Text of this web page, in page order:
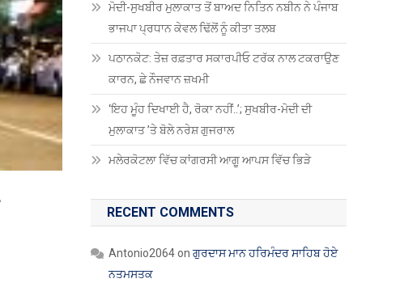
ਮੋਦੀ-ਸੁਖਬੀਰ ਮੁਲਾਕਾਤ ਤੋਂ ਬਾਅਦ ਨਿਤਿਨ ਨਬੀਨ ਨੇ ਪੰਜਾਬ
ਭਾਜਪਾ ਪ੍ਰਧਾਨ ਕੇਵਲ ਢਿੱਲੋਂ ਨੂੰ ਕੀਤਾ ਤਲਬ
ਪਠਾਨਕੋਟ: ਤੇਜ਼ ਰਫ਼ਤਾਰ ਸਕਾਰਪੀਓ ਟਰੱਕ ਨਾਲ ਟਕਰਾਉਣ
ਕਾਰਨ, ਛੇ ਨੌਜਵਾਨ ਜ਼ਖਮੀ
‘ਇਹ ਮੂੰਹ ਦਿਖਾਈ ਹੈ, ਰੋਕਾ ਨਹੀਂ..’; ਸੁਖਬੀਰ-ਮੋਦੀ ਦੀ
ਮੁਲਾਕਾਤ ’ਤੇ ਬੋਲੇ ਨਰੇਸ਼ ਗੁਜਰਾਲ
ਮਲੇਰਕੋਟਲਾ ਵਿੱਚ ਕਾਂਗਰਸੀ ਆਗੂ ਆਪਸ ਵਿੱਚ ਭਿੜੇ
RECENT COMMENTS
Antonio2064onਗੁਰਦਾਸ ਮਾਨ ਹਰਿਮੰਦਰ ਸਾਹਿਬ ਹੋਏ
ਨਤਮਸਤਕ